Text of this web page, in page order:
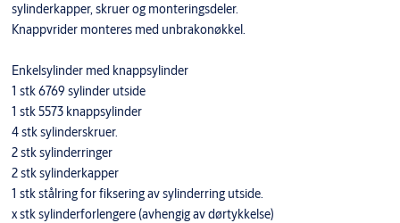
sylinderkapper, skruer og monteringsdeler.
Knappvrider monteres med unbrakonøkkel.
Enkelsylinder med knappsylinder
1 stk 6769 sylinder utside
1 stk 5573 knappsylinder
4 stk sylinderskruer.
2 stk sylinderringer
2 stk sylinderkapper
1 stk stålring for fiksering av sylinderring utside.
x stk sylinderforlengere (avhengig av dørtykkelse)